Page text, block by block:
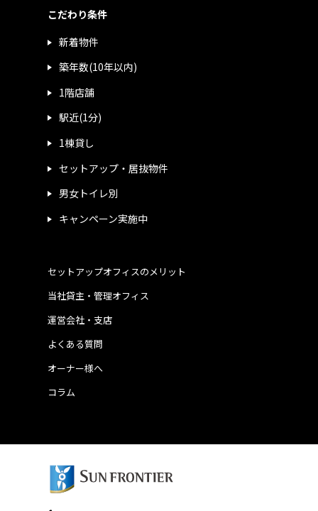
こだわり条件
新着物件
築年数(10年以内)
1階店舗
駅近(1分)
1棟貸し
セットアップ・居抜物件
男女トイレ別
キャンペーン実施中
運営会社・支店
よくある質問
当社貸主・管理オフィス
オーナー様へ
コラム
セットアップオフィスのメリット